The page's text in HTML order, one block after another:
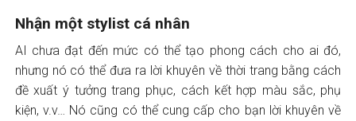
Nhận một stylist cá nhân
AI chưa đạt đến mức có thể tạo phong cách cho ai đó,
nhưng nó có thể đưa ra lời khuyên về thời trang bằng cách
đề xuất ý tưởng trang phục, cách kết hợp màu sắc, phụ
kiện, v.v… Nó cũng có thể cung cấp cho bạn lời khuyên về